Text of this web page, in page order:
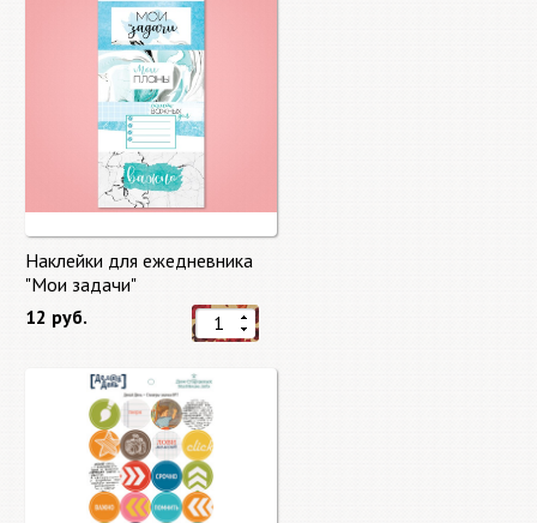
Наклейки для ежедневника
"Мои задачи"
12 руб.